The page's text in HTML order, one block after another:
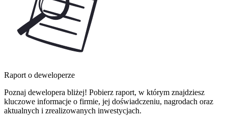
Raport o deweloperze
Poznaj dewelopera bliżej! Pobierz raport, w którym znajdziesz
kluczowe informacje o firmie, jej doświadczeniu, nagrodach oraz
aktualnych i zrealizowanych inwestycjach.